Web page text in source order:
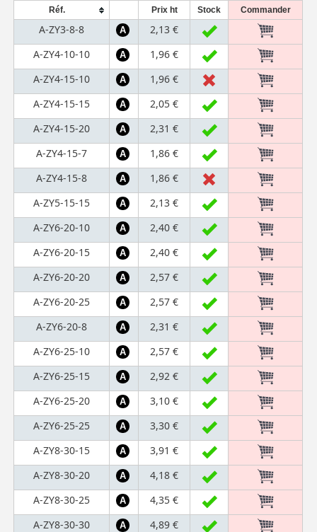
Réf. Prix ht Stock Commander
A-ZY3-8-8 A
2,13 €
A-ZY4-10-10
A
1,96 €
A-ZY4-15-10
A
1,96 €
A-ZY4-15-15
A
2,05 €
A-ZY4-15-20
A
2,31 €
A-ZY4-15-7
A
1,86 €
A-ZY4-15-8
A
1,86 €
A-ZY5-15-15
A
2,13 €
A-ZY6-20-10
A
2,40 €
A-ZY6-20-15
A
2,40 €
A-ZY6-20-20
A
2,57 €
A-ZY6-20-25
A
2,57 €
A-ZY6-20-8
A
2,31 €
A-ZY6-25-10
A
2,57 €
A-ZY6-25-15
A
2,92 €
A-ZY6-25-20
A
3,10 €
A-ZY6-25-25
A
3,30 €
A-ZY8-30-15
A
3,91 €
A-ZY8-30-20
A
4,18 €
A-ZY8-30-25
A
4,35 €
A-ZY8-30-30
A
4,89 €